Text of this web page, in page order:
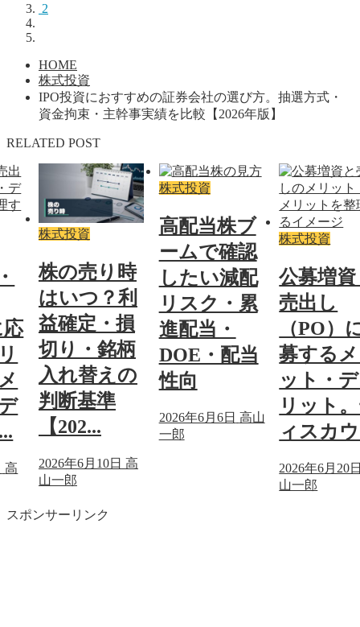
2
HOME
株式投資
IPO投資におすすめの証券会社の選び方。抽選方式・
資金拘束・主幹事実績を比較【2026年版】
RELATED POST
応
高
株式投資
株の売り時
はいつ？利
益確定・損
切り・銘柄
入れ替えの
判断基準
【202...
2026年6月10日 高
山一郎
株式投資
高配当株ブ
ームで確認
したい減配
リスク・累
進配当・
DOE・配当
性向
2026年6月6日 高山
一郎
株式投資
公募増
売出し
（PO）
募する
ット・
リット
ィスカ
2026年6月20
山一郎
スポンサーリンク